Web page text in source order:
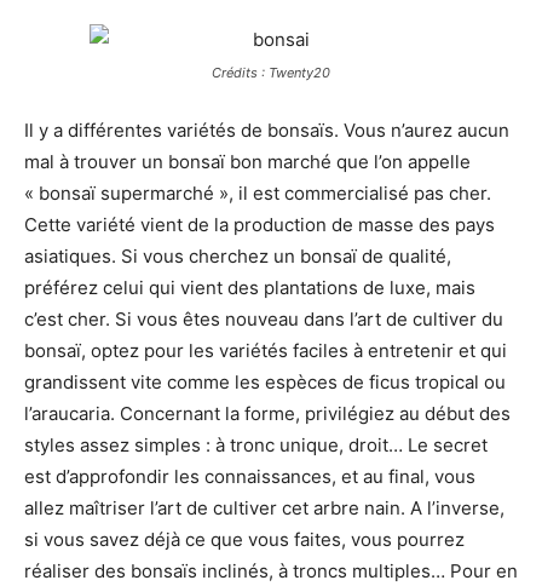
Crédits : Twenty20
Il y a différentes variétés de bonsaïs. Vous n’aurez aucun
mal à trouver un bonsaï bon marché que l’on appelle
« bonsaï supermarché », il est commercialisé pas cher.
Cette variété vient de la production de masse des pays
asiatiques. Si vous cherchez un bonsaï de qualité,
préférez celui qui vient des plantations de luxe, mais
c’est cher. Si vous êtes nouveau dans l’art de cultiver du
bonsaï, optez pour les variétés faciles à entretenir et qui
grandissent vite comme les espèces de ficus tropical ou
l’araucaria. Concernant la forme, privilégiez au début des
styles assez simples : à tronc unique, droit… Le secret
est d’approfondir les connaissances, et au final, vous
allez maîtriser l’art de cultiver cet arbre nain. A l’inverse,
si vous savez déjà ce que vous faites, vous pourrez
réaliser des bonsaïs inclinés, à troncs multiples… Pour en